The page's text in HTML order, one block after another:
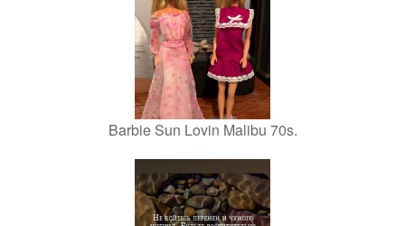
Barbie Sun Lovin Malibu 70s.